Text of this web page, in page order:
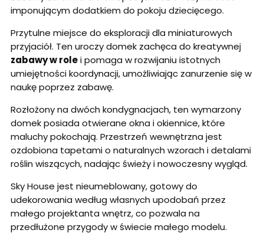
imponującym dodatkiem do pokoju dziecięcego.
Przytulne miejsce do eksploracji dla miniaturowych
przyjaciół. Ten uroczy domek zachęca do kreatywnej
zabawy w rolei pomaga w rozwijaniu istotnych
umiejętności koordynacji, umożliwiając zanurzenie się w
naukę poprzez zabawę.
Rozłożony na dwóch kondygnacjach, ten wymarzony
domek posiada otwierane okna i okiennice, które
maluchy pokochają. Przestrzeń wewnętrzna jest
ozdobiona tapetami o naturalnych wzorach i detalami
roślin wiszących, nadając świeży i nowoczesny wygląd.
Sky House jest nieumeblowany, gotowy do
udekorowania według własnych upodobań przez
małego projektanta wnętrz, co pozwala na
przedłużone przygody w świecie małego modelu.